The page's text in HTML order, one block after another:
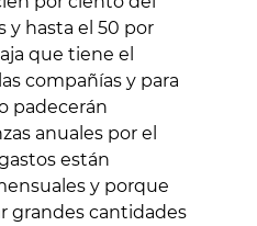
y hasta el 50 por
que tiene el
compañías y para
padecerán
anuales por el
están
y porque
grandes cantidades